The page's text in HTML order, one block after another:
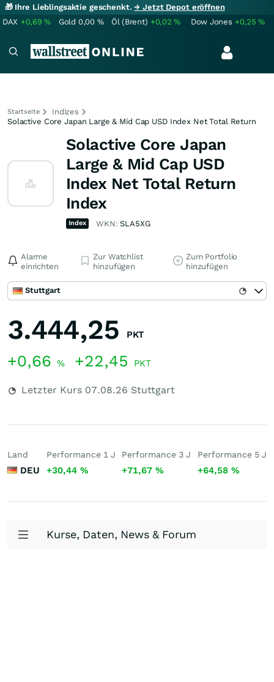
🎁 Ihre Lieblingsaktie geschenkt.→ Jetzt Depot eröffnen
DAX +0,69% Gold 0,00 % Öl (Brent) +0,02% Dow Jones +0,25%
Startseite
Indizes
Solactive Core Japan Large & Mid Cap USD Index Net Total Return
Solactive Core Japan
Large & Mid Cap USD
Index Net Total Return
Index
Index WKN:SLA5XG
Alarme
einrichten
Zur Watchlist
hinzufügen
Zum Portfolio
hinzufügen
Stuttgart
3.444,25 PKT
+0,66 % +22,45 PKT
Letzter Kurs 07.08.26 Stuttgart
Land
DEU
Performance 1 J
+30,44 %
Performance 3 J
+71,67%
Performance 5 J
+64,58 %
Kurse, Daten, News & Forum